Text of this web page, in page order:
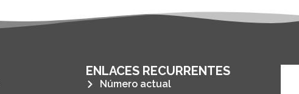
ENLACES RECURRENTES
Número actual